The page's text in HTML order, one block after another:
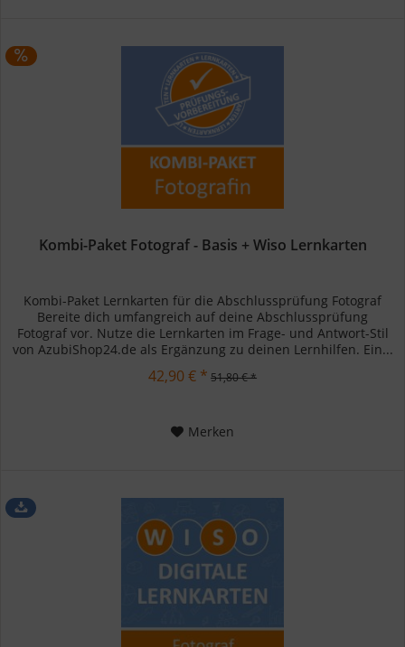
Kombi-Paket Fotograf - Basis + Wiso Lernkarten
Kombi-Paket Lernkarten für die Abschlussprüfung Fotograf
Bereite dich umfangreich auf deine Abschlussprüfung
Fotograf vor. Nutze die Lernkarten im Frage- und Antwort-Stil
von AzubiShop24.de als Ergänzung zu deinen Lernhilfen. Ein...
42,90 € * 51,80 € *
Merken